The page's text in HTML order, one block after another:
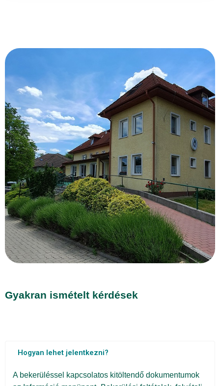
Gyakran ismételt kérdések
Hogyan lehet jelentkezni?
A bekerüléssel kapcsolatos kitöltendő dokumentumok